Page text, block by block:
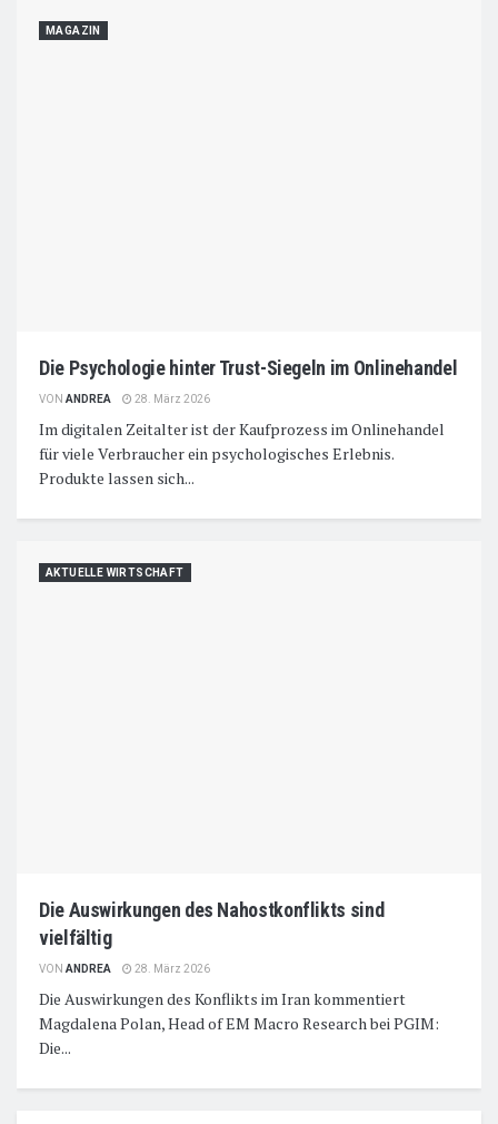
MAGAZIN
Die Psychologie hinter Trust-Siegeln im Onlinehandel
VON ANDREA 28. März 2026
Im digitalen Zeitalter ist der Kaufprozess im Onlinehandel
für viele Verbraucher ein psychologisches Erlebnis.
Produkte lassen sich...
AKTUELLE WIRTSCHAFT
Die Auswirkungen des Nahostkonflikts sind
vielfältig
VON ANDREA 28. März 2026
Die Auswirkungen des Konflikts im Iran kommentiert
Magdalena Polan, Head of EM Macro Research bei PGIM:
Die...